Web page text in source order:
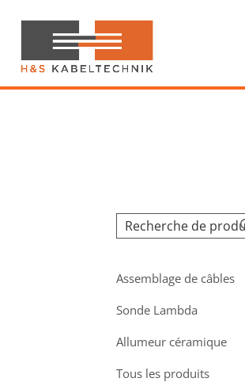
principale
contenu
principal
H&S
Kabeltechnik
Assemblage de câbles
Sonde Lambda
Allumeur céramique
Tous les produits